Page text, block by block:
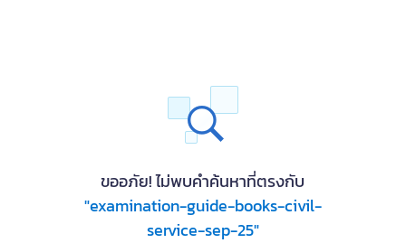
ขออภัย! ไม่พบคำค้นหาที่ตรงกับ
"examination-guide-books-civil-
service-sep-25"